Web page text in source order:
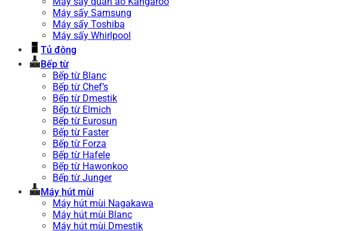
Máy sấy Samsung
Máy sấy Toshiba
Máy sấy Whirlpool
Tủ đông
Bếp từ
Bếp từ Blanc
Bếp từ Chef’s
Bếp từ Dmestik
Bếp từ Elmich
Bếp từ Eurosun
Bếp từ Faster
Bếp từ Forza
Bếp từ Hafele
Bếp từ Hawonkoo
Bếp từ Junger
Máy hút mùi
Máy hút mùi Nagakawa
Máy hút mùi Blanc
Máy hút mùi Dmestik